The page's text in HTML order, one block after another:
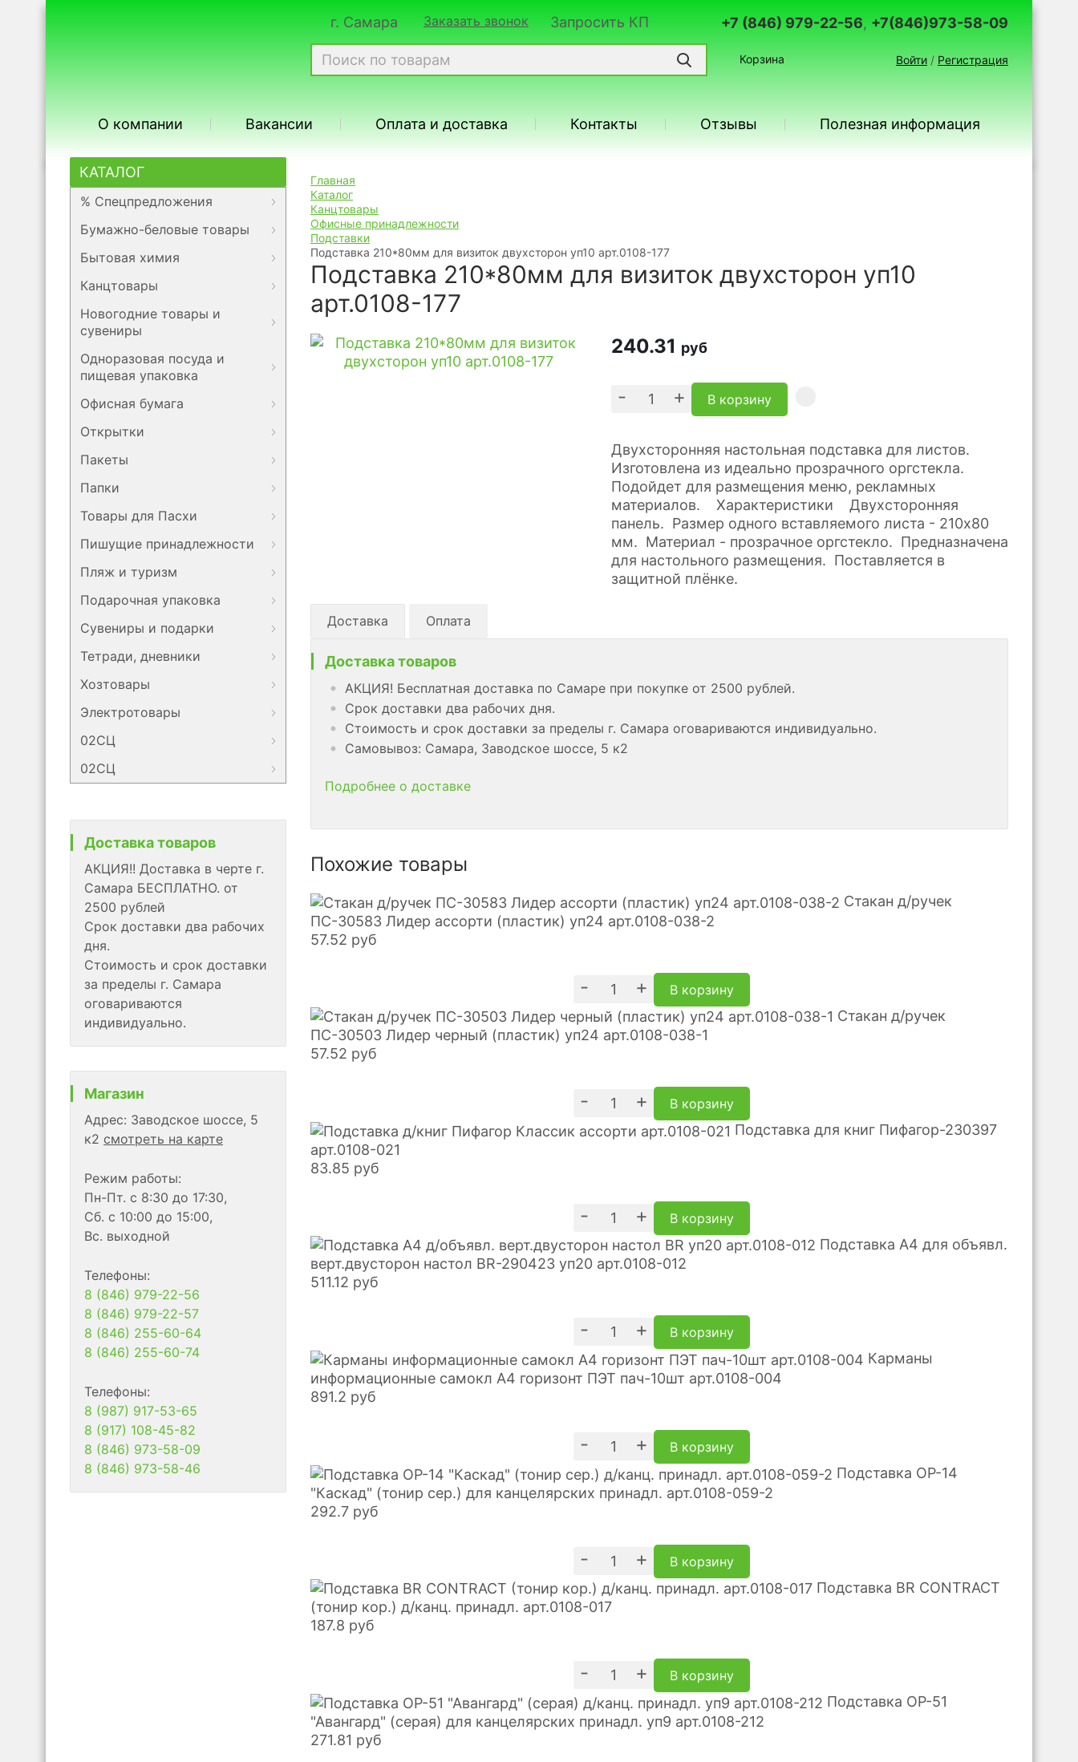
г. Самара Заказать звонок Запросить КП +7 (846) 979-22-56, +7(846)973-58-09
Корзина Войти / Регистрация
О компании Вакансии Оплата и доставка Контакты Отзывы Полезная информация
КАТАЛОГ
% Спецпредложения
Бумажно-беловые товары
Бытовая химия
Канцтовары
Новогодние товары и
сувениры
Одноразовая посуда и
пищевая упаковка
Офисная бумага
Открытки
Пакеты
Папки
Товары для Пасхи
Пишущие принадлежности
Пляж и туризм
Подарочная упаковка
Сувениры и подарки
Тетради, дневники
Хозтовары
Электротовары
02СЦ
02СЦ
Доставка товаров
АКЦИЯ!! Доставка в черте г.
Самара БЕСПЛАТНО. от
2500 рублей
Срок доставки два рабочих
дня.
Стоимость и срок доставки
за пределы г. Самара
оговариваются
индивидуально.
Магазин
Адрес: Заводское шоссе, 5
к2 смотреть на карте
Режим работы:
Пн-Пт. с 8:30 до 17:30,
Сб. с 10:00 до 15:00,
Вс. выходной
Телефоны:
8 (846) 979-22-56
8 (846) 979-22-57
8 (846) 255-60-64
8 (846) 255-60-74
Телефоны:
8 (987) 917-53-65
8 (917) 108-45-82
8 (846) 973-58-09
8 (846) 973-58-46
Главная
Каталог
Канцтовары
Офисные принадлежности
Подставки
Подставка 210*80мм для визиток двухсторон уп10 арт.0108-177
Подставка 210*80мм для визиток двухсторон уп10
арт.0108-177
240.31 руб
- + В корзину
Двухсторонняя настольная подставка для листов.
Изготовлена из идеально прозрачного оргстекла.
Подойдет для размещения меню, рекламных
материалов. Характеристики Двухсторонняя
панель. Размер одного вставляемого листа - 210х80
мм. Материал - прозрачное оргстекло. Предназначена
для настольного размещения. Поставляется в
защитной плёнке.
Доставка Оплата
Доставка товаров
АКЦИЯ! Бесплатная доставка по Самаре при покупке от 2500 рублей.
Срок доставки два рабочих дня.
Стоимость и срок доставки за пределы г. Самара оговариваются индивидуально.
Самовывоз: Самара, Заводское шоссе, 5 к2
Подробнее о доставке
Похожие товары
Стакан д/ручек
ПС-30583 Лидер ассорти (пластик) уп24 арт.0108-038-2
57.52 руб
- + В корзину
Стакан д/ручек
ПС-30503 Лидер черный (пластик) уп24 арт.0108-038-1
57.52 руб
- + В корзину
Подставка для книг Пифагор-230397
арт.0108-021
83.85 руб
- + В корзину
Подставка А4 для объявл.
верт.двусторон настол BR-290423 уп20 арт.0108-012
511.12 руб
- + В корзину
Карманы
информационные самокл А4 горизонт ПЭТ пач-10шт арт.0108-004
891.2 руб
- + В корзину
Подставка ОР-14
"Каскад" (тонир сер.) для канцелярских принадл. арт.0108-059-2
292.7 руб
- + В корзину
Подставка BR CONTRACT
(тонир кор.) д/канц. принадл. арт.0108-017
187.8 руб
- + В корзину
Подставка ОР-51
"Авангард" (серая) для канцелярских принадл. уп9 арт.0108-212
271.81 руб